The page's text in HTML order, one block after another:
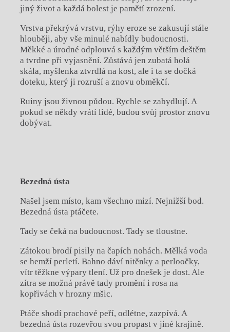
jiný život a každá bolest je pamětí zrození.
Vrstva překrývá vrstvu, rýhy eroze se zakusují stále
hlouběji, aby vše minulé nabídly budoucnosti.
Měkké a úrodné odplouvá s každým větším deštěm
a tvrdne při vyjasnění. Zůstává jen zubatá holá
skála, myšlenka ztvrdlá na kost, ale i ta se dočká
doteku, který ji rozruší a znovu obměkčí.
Ruiny jsou živnou půdou. Rychle se zabydlují. A
pokud se někdy vrátí lidé, budou svůj prostor znovu
dobývat.
Bezedná ústa
Našel jsem místo, kam všechno mizí. Nejnižší bod.
Bezedná ústa ptáčete.
Tady se čeká na budoucnost. Tady se tloustne.
Zátokou brodí pisily na čapích nohách. Mělká voda
se hemží perletí. Bahno dáví nitěnky a perloočky,
vítr těžkne výpary tlení. Už pro dnešek je dost. Ale
zítra se možná právě tady promění i rosa na
kopřivách v hrozny mšic.
Ptáče shodí prachové peří, odlétne, zazpívá. A
bezedná ústa rozevřou svou propast v jiné krajině.